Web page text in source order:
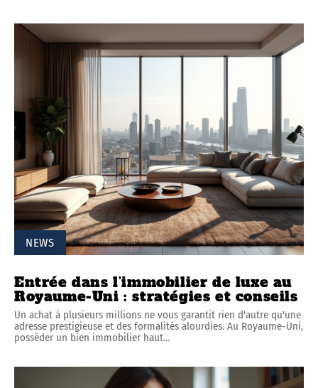
NEWS
Entrée dans l’immobilier de luxe au
Royaume-Uni : stratégies et conseils
Un achat à plusieurs millions ne vous garantit rien d'autre qu'une
adresse prestigieuse et des formalités alourdies. Au Royaume-Uni,
posséder un bien immobilier haut…